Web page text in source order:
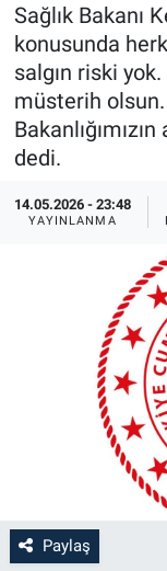
Sağlık Bakanı
konusunda
salgın riski
müsterih
dedi.
14.05.2026 - 23:48
YAYINLANMA
Paylaş